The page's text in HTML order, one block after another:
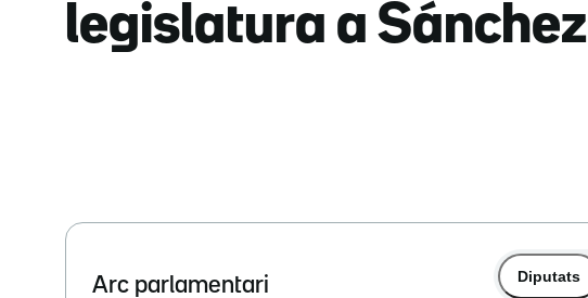
legislatura a Sánchez
Arc parlamentari Diputats